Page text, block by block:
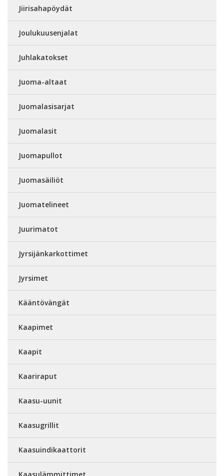
Jiirisahapöydät
Joulukuusenjalat
Juhlakatokset
Juoma-altaat
Juomalasisarjat
Juomalasit
Juomapullot
Juomasäiliöt
Juomatelineet
Juurimatot
Jyrsijänkarkottimet
Jyrsimet
Kääntövängät
Kaapimet
Kaapit
Kaariraput
Kaasu-uunit
Kaasugrillit
Kaasuindikaattorit